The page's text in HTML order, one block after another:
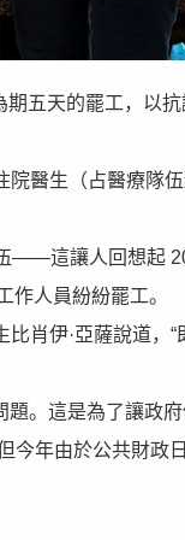
五天的罷工，以
醫生（占醫療隊
——這讓人回想起
人員紛紛罷工。
比肖伊·亞薩說道
。這是為了讓政
年由於公共財政